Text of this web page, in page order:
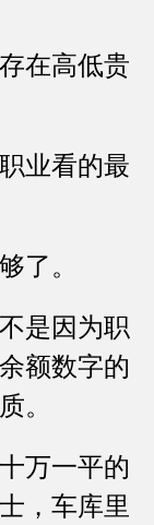
在高低贵
业看的最
了。
是因为职
额数字的
。
万一平的
，车库里